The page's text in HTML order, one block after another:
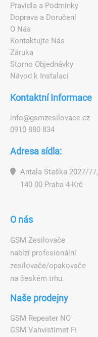
Pravidla a Podmínky
Doprava a Doručení
O Nás
Kontaktujte Nás
Záruka
Storno Objednávky
Návod k Instalaci
Kontaktní Informace
info@gsmzesi ovace.cz
0910 880 834
Adresa sídla:
Antala Staška 2027/77,
140 00 Praha 4-Krč
O nás
GSM Zesilovače
nabízí profesionální
zesilovače/opakovače
na českém trhu.
Naše prodejny
GSM Repeater NO
GSM Vahvistimet FI